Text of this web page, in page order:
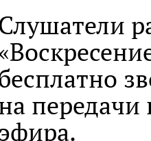
Слушатели
передачи